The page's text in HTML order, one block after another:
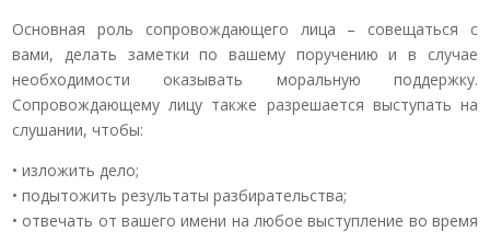
Основная роль сопровождающего лица – совещаться с
вами, делать заметки по вашему поручению и в случае
необходимости оказывать моральную поддержку.
Сопровождающему лицу также разрешается выступать на
слушании, чтобы:
• изложить дело;
• подытожить результаты разбирательства;
• отвечать от вашего имени на любое выступление во время